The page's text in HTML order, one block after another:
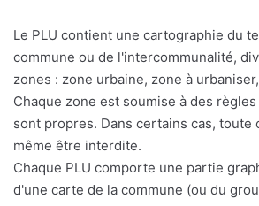
Le PLU contient une cartographie du
commune ou de l'intercommunalité,
zones : zone urbaine, zone à
Chaque zone est soumise à des
sont propres. Dans certains cas, toute
même être interdite.
Chaque PLU comporte une partie
d'une carte de la commune (ou du